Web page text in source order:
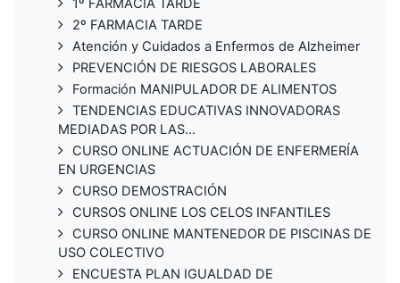
1º FARMACIA TARDE
2º FARMACIA TARDE
Atención y Cuidados a Enfermos de Alzheimer
PREVENCIÓN DE RIESGOS LABORALES
Formación MANIPULADOR DE ALIMENTOS
TENDENCIAS EDUCATIVAS INNOVADORAS
MEDIADAS POR LAS...
CURSO ONLINE ACTUACIÓN DE ENFERMERÍA
EN URGENCIAS
CURSO DEMOSTRACIÓN
CURSOS ONLINE LOS CELOS INFANTILES
CURSO ONLINE MANTENEDOR DE PISCINAS DE
USO COLECTIVO
ENCUESTA PLAN IGUALDAD DE